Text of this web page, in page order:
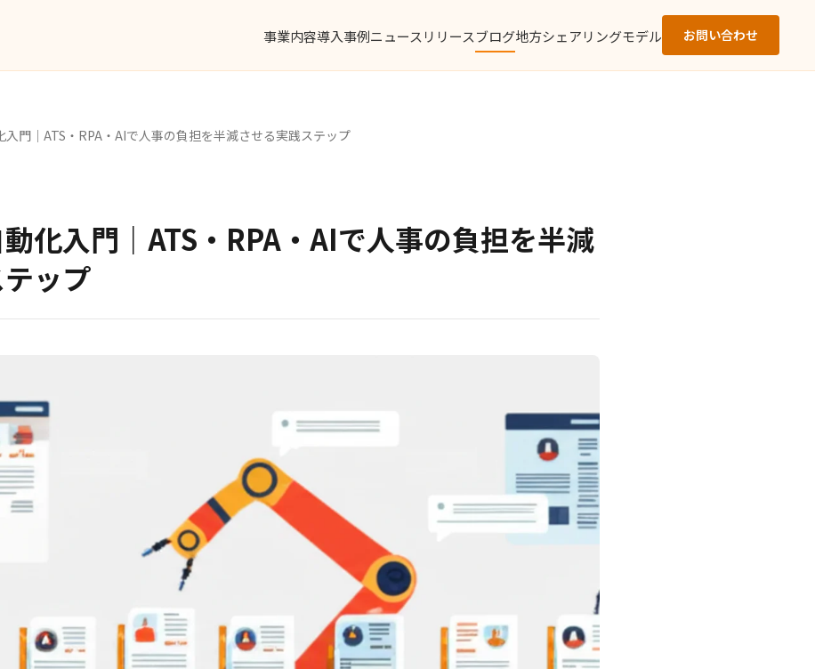
事業内容導入事例ニュースリリースブログ地方シェアリングモデル お問い合わせ
入門｜ATS・RPA・AIで人事の負担を半減させる実践ステップ
化入門｜ATS・RPA・AIで人事の負担を半減
ップ